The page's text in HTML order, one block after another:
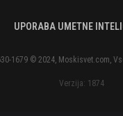
UPORABA UMETNE
1679 © 2024, Moskisvet.com,
Verzija: 1874